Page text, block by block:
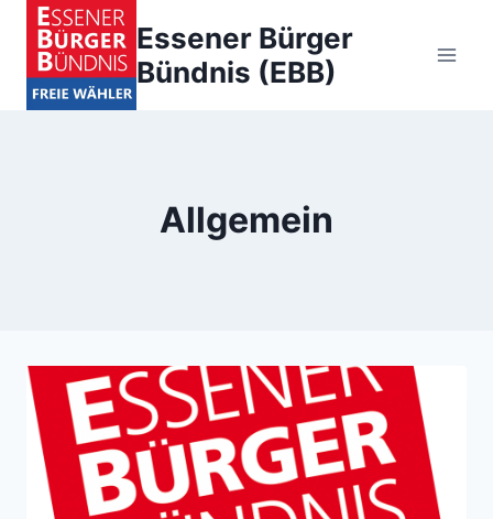
Zum
Inhalt
springen
Essener Bürger
Bündnis (EBB)
Allgemein